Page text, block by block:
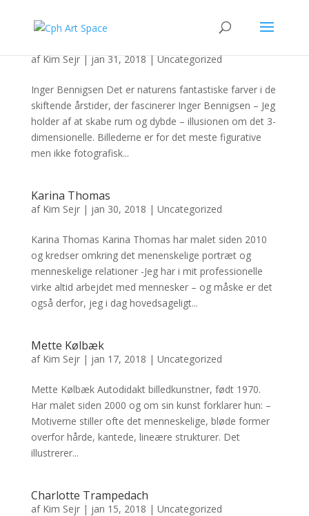
afKim Sejr|jan 31, 2018|Uncategorized
Inger Bennigsen Det er naturens fantastiske farver i de
skiftende årstider, der fascinerer Inger Bennigsen – Jeg
holder af at skabe rum og dybde – illusionen om det 3-
dimensionelle. Billederne er for det meste figurative
men ikke fotografisk...
Karina Thomas
af Kim Sejr| jan 30, 2018 | Uncategorized
Karina Thomas Karina Thomas har malet siden 2010
og kredser omkring det menenskelige portræt og
menneskelige relationer -Jeg har i mit professionelle
virke altid arbejdet med mennesker – og måske er det
også derfor, jeg i dag hovedsageligt...
Mette Kølbæk
af Kim Sejr| jan 17, 2018 | Uncategorized
Mette Kølbæk Autodidakt billedkunstner, født 1970.
Har malet siden 2000 og om sin kunst forklarer hun: –
Motiverne stiller ofte det menneskelige, bløde former
overfor hårde, kantede, lineære strukturer. Det
illustrerer...
Charlotte Trampedach
af Kim Sejr| jan 15, 2018 | Uncategorized